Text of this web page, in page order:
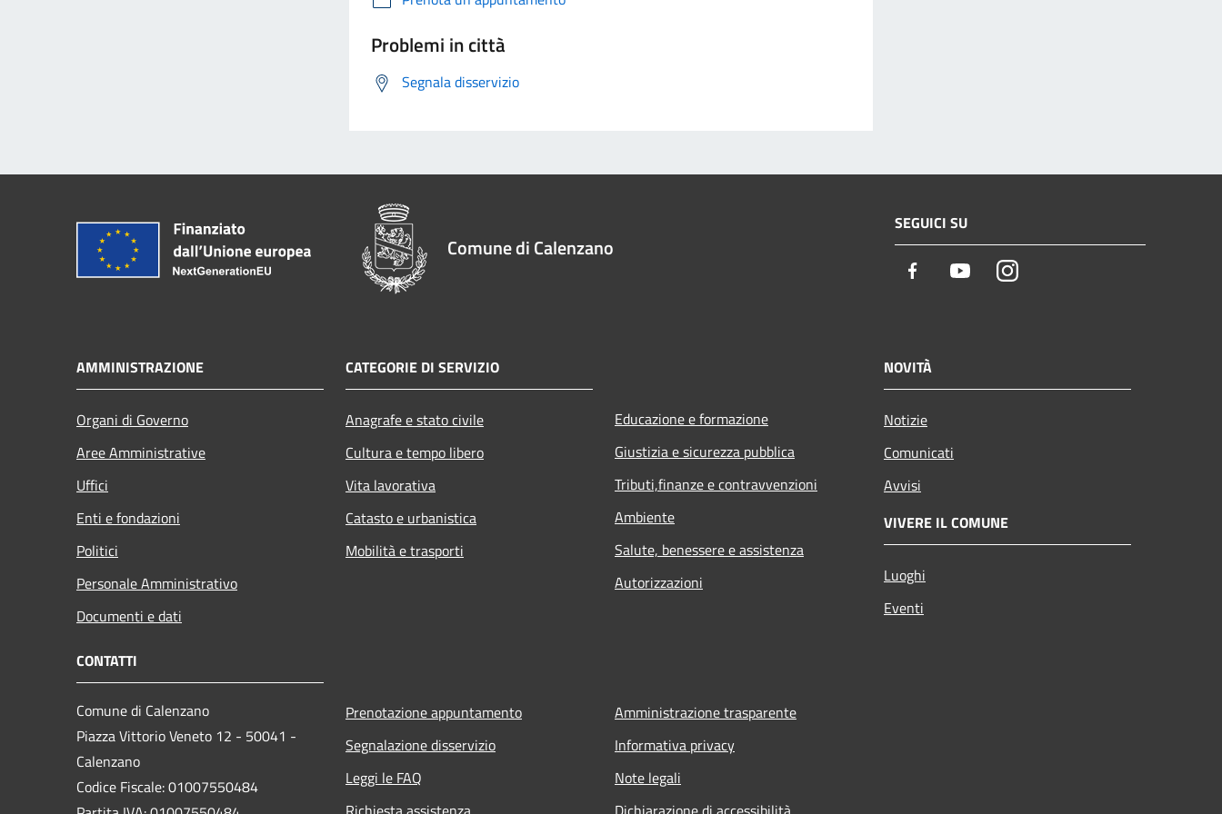
Problemi in città
Segnala disservizio
Comune di Calenzano
SEGUICI SU
Facebook YoutubeInstagram
AMMINISTRAZIONE
Organi di Governo
Aree Amministrative
Uffici
Enti e fondazioni
Politici
Personale Amministrativo
Documenti e dati
CATEGORIE DI SERVIZIO
Anagrafe e stato civile
Cultura e tempo libero
Vita lavorativa
Catasto e urbanistica
Mobilità e trasporti
Educazione e formazione
Giustizia e sicurezza pubblica
Tributi,finanze e contravvenzioni
Ambiente
Salute, benessere e assistenza
Autorizzazioni
NOVITÀ
Notizie
Comunicati
Avvisi
VIVERE IL COMUNE
Luoghi
Eventi
CONTATTI
Comune di Calenzano
Piazza Vittorio Veneto 12 - 50041 -
Calenzano
Codice Fiscale: 01007550484
Prenotazione appuntamento
Segnalazione disservizio
Leggi le FAQ
Amministrazione trasparente
Informativa privacy
Note legali